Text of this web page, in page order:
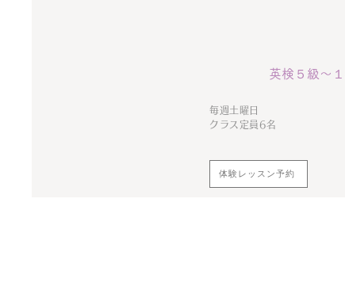
毎週土曜日
クラス定員6名
体験レッスン予約
英検５級〜